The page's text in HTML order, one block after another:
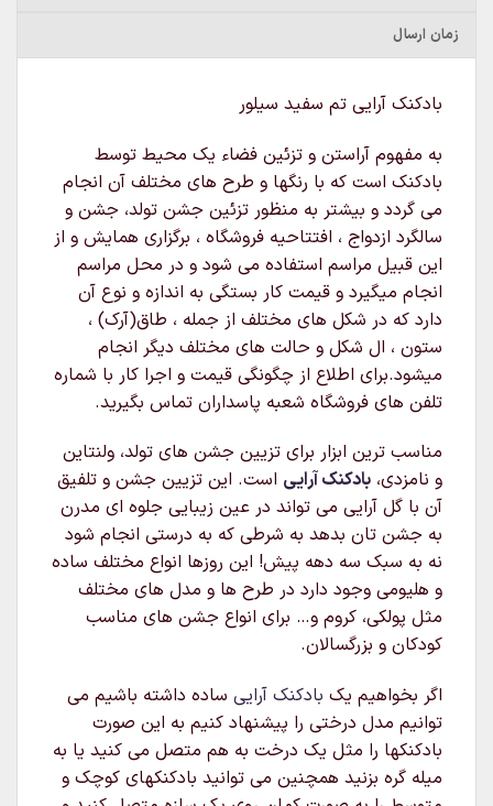
زمان ارسال
بادکنک آرایی تم سفید سیلور
به مفهوم آراستن و تزئین فضاء یک محیط توسط
بادکنک است که با رنگها و طرح های مختلف آن انجام
می گردد و بیشتر به منظور تزئین جشن تولد، جشن و
سالگرد ازدواج ، افتتاحیه فروشگاه ، برگزاری همایش و از
این قبیل مراسم استفاده می شود و در محل مراسم
انجام میگیرد و قیمت کار بستگی به اندازه و نوع آن
دارد که در شکل های مختلف از جمله ، طاق(آرک) ،
ستون ، ال شکل و حالت های مختلف دیگر انجام
میشود.برای اطلاع از چگونگی قیمت و اجرا کار با شماره
تلفن های فروشگاه شعبه پاسداران تماس بگیرید.
مناسب ترین ابزار برای تزیین جشن های تولد، ولنتاین
و نامزدی، بادکنک آرایی است. این تزیین جشن و تلفیق
آن با گل آرایی می تواند در عین زیبایی جلوه ای مدرن
به جشن تان بدهد به شرطی که به درستی انجام شود
نه به سبک سه دهه پیش! این روزها انواع مختلف ساده
و هلیومی وجود دارد در طرح ها و مدل های مختلف
مثل پولکی، کروم و… برای انواع جشن های مناسب
کودکان و بزرگسالان.
اگر بخواهیم یک بادکنک آرایی ساده داشته باشیم می
توانیم مدل درختی را پیشنهاد کنیم به این صورت
بادکنکها را مثل یک درخت به هم متصل می کنید یا به
میله گره بزنید همچنین می توانید بادکنکهای کوچک و